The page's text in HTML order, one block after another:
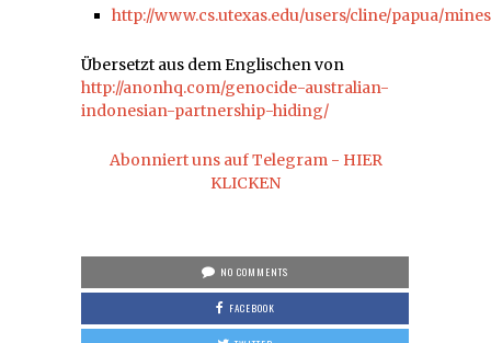
http://www.cs.utexas.edu/users/cline/papua/
Übersetzt aus dem Englischen von
http://anonhq.com/genocide-australian-
indonesian-partnership-hiding/
Abonniert uns auf Telegram - HIER
KLICKEN
NO COMMENTS
FACEBOOK